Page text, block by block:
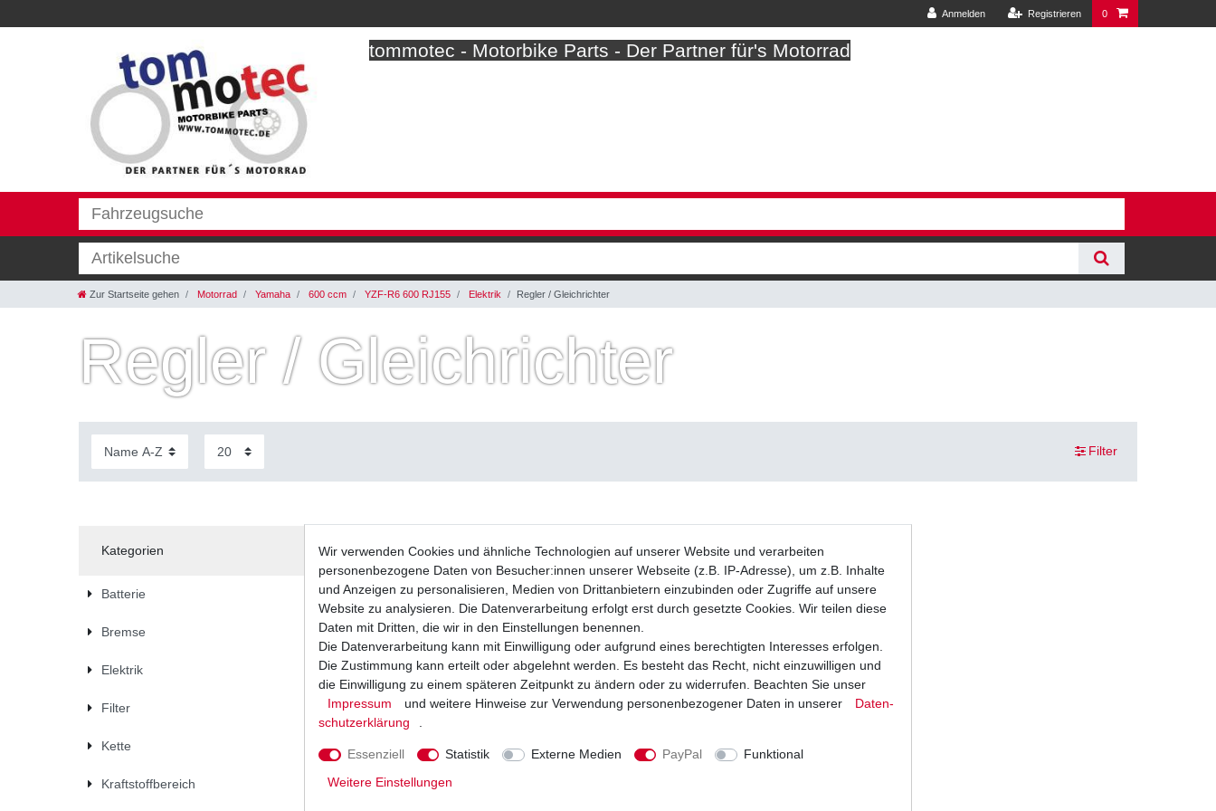
Anmelden Registrieren 0
tommotec - Motorbike Parts - Der Partner für's Motorrad
Zur Startseite gehen Motorrad Yamaha 600 ccm YZF-R6 600 RJ155 Elektrik Regler / Gleichrichter
Regler / Gleichrichter
Filter
Kategorien
Batterie
Bremse
Elektrik
Filter
Kette
Kraftstoffbereich
Regler Lichtmaschine Yamaha YZF 600 R6 YZF-
Wir verwenden Cookies und ähnliche Technologien auf unserer Website und verarbeiten
personenbezogene Daten von Besucher:innen unserer Webseite (z.B. IP-Adresse), um z.B. Inhalte
und Anzeigen zu personalisieren, Medien von Drittanbietern einzubinden oder Zugriffe auf unsere
Website zu analysieren. Die Datenverarbeitung erfolgt erst durch gesetzte Cookies. Wir teilen diese
Daten mit Dritten, die wir in den Einstellungen benennen.
Die Datenverarbeitung kann mit Einwilligung oder aufgrund eines berechtigten Interesses erfolgen.
Die Zustimmung kann erteilt oder abgelehnt werden. Es besteht das Recht, nicht einzuwilligen und
die Einwilligung zu einem späteren Zeitpunkt zu ändern oder zu widerrufen. Beachten Sie unser
Impressum
und weitere Hinweise zur Verwendung personenbezogener Daten in unserer
Daten­
schutz­erklärung
Essenziell Statistik Externe Medien PayPal
Funktional
Weitere Einstellungen